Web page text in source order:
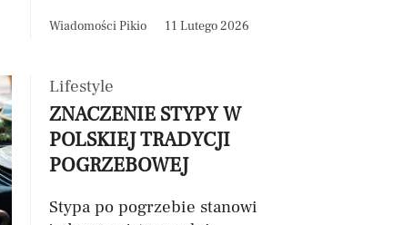
Wiadomości Pikio 11 Lutego 2026
Lifestyle
ZNACZENIE STYPY W
POLSKIEJ TRADYCJI
POGRZEBOWEJ
Stypa po pogrzebie stanowi